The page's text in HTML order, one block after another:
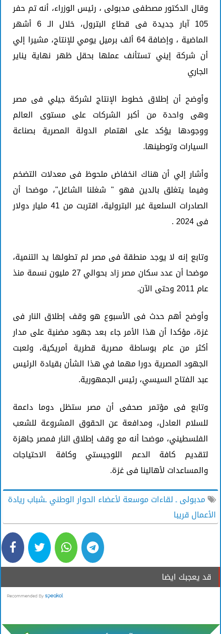
وقال الدكتور مصطفى مدبولى ، رئيس الوزراء، أنه تم حفر
105 آبار جديدة فى قطاع البترول، خلال الـ 6 أشهر
الماضية ، وإضافة 64 ألف برميل يومي للإنتاج، مشيرا إلي
أن شركة إيني تستأنف عملها بحقل ظهر نهاية يناير
الجاري
وأوضح أن إطلاق خطوط الإنتاج لشركة جيلي فى مصر
وهى واحدة من أكبر الشركات على مستوى العالم
ووجودها يؤكد على اهتمام الدولة المصرية بصناعة
السيارات وتوطينها.
وأشار إلي أن هناك انخفاض ملحوظ فى معدلات التضخم
وفيما يتغلق بالدين فهو " شغلنا الشاغل"، موضحا أن
الصادرات السلعية غير البترولية، اقتربت من 41 مليار دولار
فى 2024 .
وتابع إنه لا يوجد منطقة فى مصر لم تطولها يد التنمية،
موضحا أن عدد سكان مصر زاد بحوالي 27 مليون نسمة منذ
عام 2011 وحتى الآن.
وأوضح أهم حدث فى الأسبوع هو وقف إطلاق النار فى
غزة، مؤكدا أن هذا الأمر جاء بعد جهود مضنية على مدار
أكثر من عام بوساطة مصرية قطرية أمريكية، ولعبت
الجهود المصرية دورا مهما في هذا الشأن بقيادة الرئيس
عبد الفتاح السيسي، رئيس الجمهورية.
وتابع فى مؤتمر صحفى أن مصر ستظل دوما داعمة
للسلام العادل، ومدافعة عن الحقوق المشروعة للشعب
الفلسطيني، موضحا أنه مع وقف إطلاق النار فمصر جاهزة
لتقديم كافة الدعم اللوجيستي وكافة الاحتياجات
والمساعدات لأهالينا فى غزة.
مدبولى ـ لقاءات موسعة لأعضاء الحوار الوطني ـشباب ريادة
الأعمال قريبا
قد يعجبك ايضا